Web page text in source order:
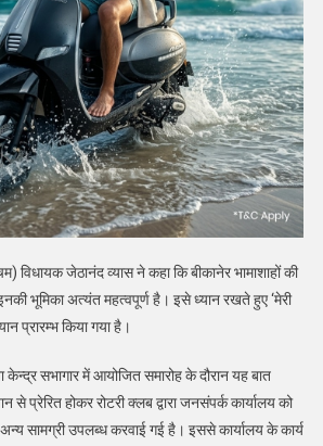
विधायक जेठानंद व्यास ने कहा कि बीकानेर भामाशाहों की
भूमिका अत्यंत महत्वपूर्ण है। इसे ध्यान रखते हुए ‘मेरी
प्रारम्भ किया गया है।
केन्द्र सभागार में आयोजित समारोह के दौरान यह बात
से प्रेरित होकर रोटरी क्लब द्वारा जनसंपर्क कार्यालय को
सामग्री उपलब्ध करवाई गई है। इससे कार्यालय के कार्य